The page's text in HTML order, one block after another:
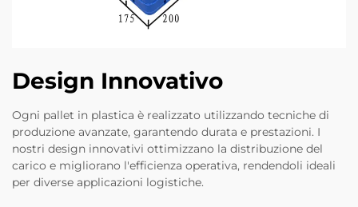
Design Innovativo
Ogni pallet in plastica è realizzato utilizzando tecniche di
produzione avanzate, garantendo durata e prestazioni. I
nostri design innovativi ottimizzano la distribuzione del
carico e migliorano l'efficienza operativa, rendendoli ideali
per diverse applicazioni logistiche.